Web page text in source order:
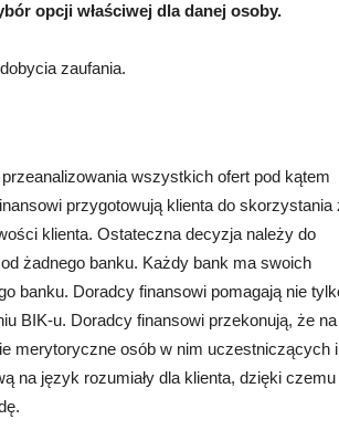
opcji właściwej dla danej osoby.
zaufania.
wszystkich ofert pod kątem
przygotowują klienta do skorzystania
klienta. Ostateczna decyzja należy do
żadnego banku. Każdy bank ma swoich
banku. Doradcy finansowi pomagają nie
BIK-u. Doradcy finansowi przekonują, że na
merytoryczne osób w nim uczestniczących i
na język rozumiały dla klienta, dzięki czemu